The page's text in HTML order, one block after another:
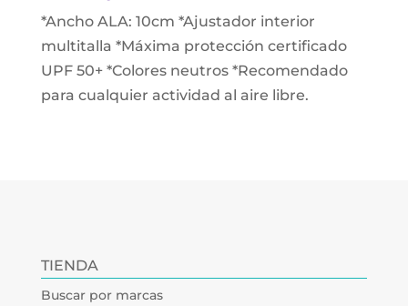
*Ancho ALA: 10cm *Ajustador interior
multitalla *Máxima protección certificado
UPF 50+ *Colores neutros *Recomendado
para cualquier actividad al aire libre.
TIENDA
Buscar por marcas